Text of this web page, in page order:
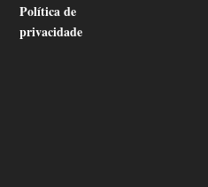
Política de
privacidade